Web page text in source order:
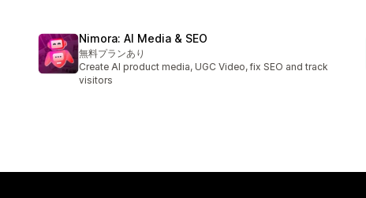
Nimora: AI Media & SEO
無料プランあり
Create AI product media, UGC Video, fix SEO and track
visitors